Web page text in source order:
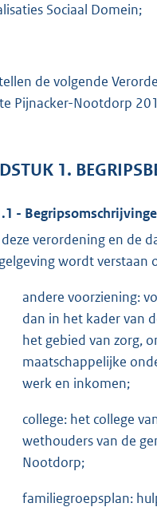
Sociaal Domein;
de volgende
Pijnacker-Nootdorp
1.
-
verordening en de
wordt verstaan
andere voorziening:
dan in het kader van
het gebied van zorg,
maatschappelijke
werk en inkomen;
college: het college
wethouders van de
Nootdorp;
familiegroepsplan: